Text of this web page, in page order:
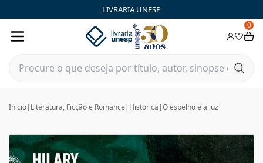
LIVRARIA UNESP
0
Início| Literatura, Ficção e Romance | Histórica |O espelho e a luz